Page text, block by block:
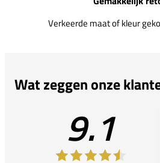
Verkeerde maat of kleur
Wat zeggen onze
9.1